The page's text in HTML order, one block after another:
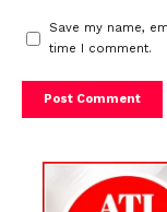
Save my name,
time I comment.